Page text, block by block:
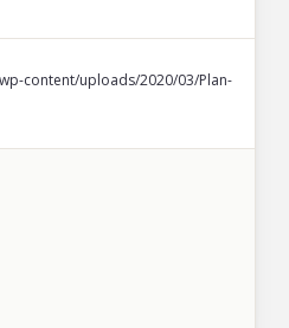
content/uploads/2020/03/Plan-